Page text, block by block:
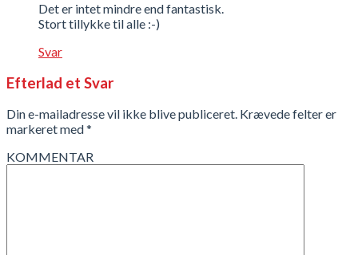
Det er intet mindre end fantastisk.
Stort tillykke til alle :-)
Svar
Efterlad et Svar
Din e-mailadresse vil ikke blive publiceret. Krævede felter er
markeret med*
KOMMENTAR